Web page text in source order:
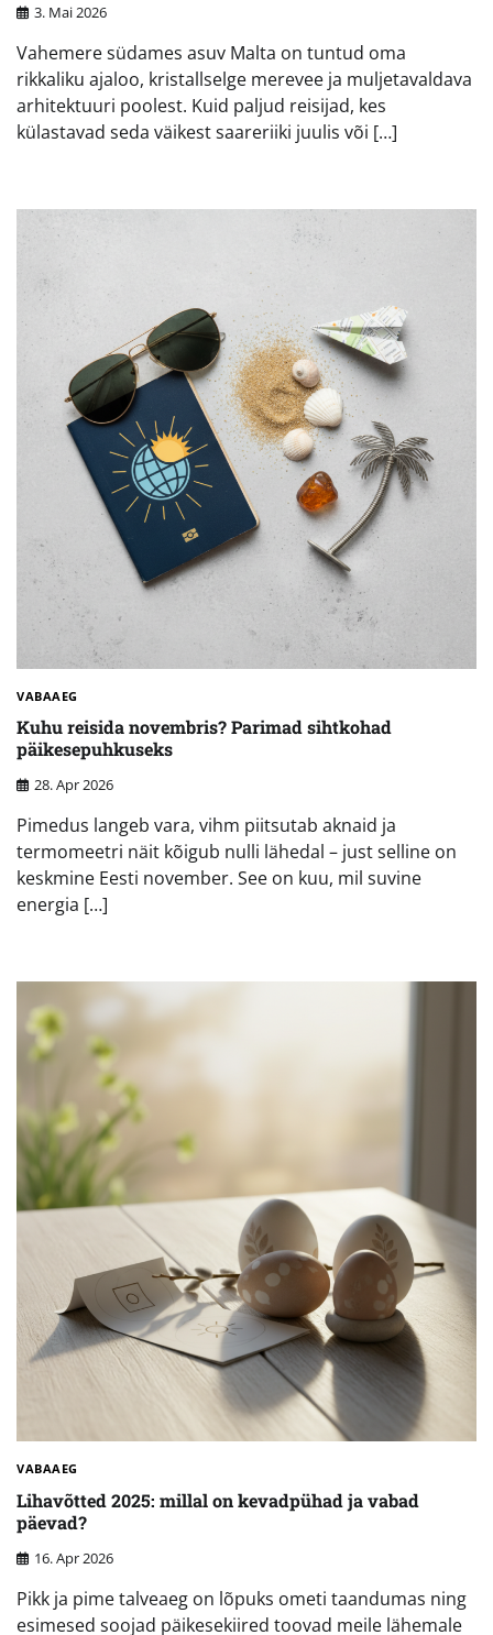
3. Mai 2026
Vahemere südames asuv Malta on tuntud oma
rikkaliku ajaloo, kristallselge merevee ja muljetavaldava
arhitektuuri poolest. Kuid paljud reisijad, kes
külastavad seda väikest saareriiki juulis või […]
VABAAEG
Kuhu reisida novembris? Parimad sihtkohad
päikesepuhkuseks
28. Apr 2026
Pimedus langeb vara, vihm piitsutab aknaid ja
termomeetri näit kõigub nulli lähedal – just selline on
keskmine Eesti november. See on kuu, mil suvine
energia […]
VABAAEG
Lihavõtted 2025: millal on kevadpühad ja vabad
päevad?
16. Apr 2026
Pikk ja pime talveaeg on lõpuks ometi taandumas ning
esimesed soojad päikesekiired toovad meile lähemale